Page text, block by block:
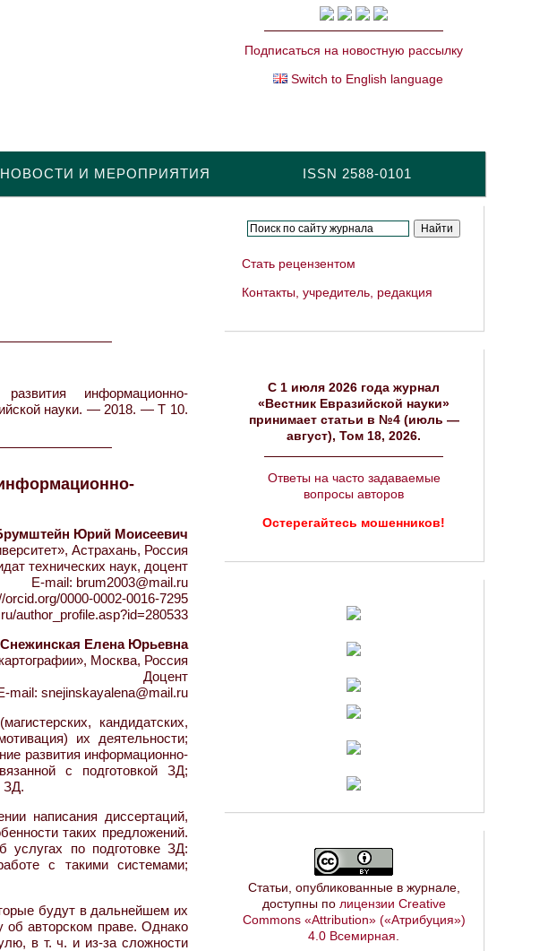
Подписаться на новостную рассылку
Switch to English language
ISSN 2588-0101
НОВОСТИ И МЕРОПРИЯТИЯ
информационно-
науки. — 2018. — Т 10.
Юрий Моисеевич
Астрахань, Россия
технических наук, доцент
E-mail: brum2003@mail.ru
0000-0002-0016-7295
author_profile.asp?id=280533
Снежинская Елена Юрьевна
Москва, Россия
Доцент
mail: snejinskayalena@mail.ru
кандидатских,
их деятельности;
развития информационно-
с подготовкой ЗД;
ЗД.
написания диссертаций,
таких предложений.
услугах по подготовке ЗД:
с такими системами;
будут в дальнейшем их
об авторском праве. Однако
в т. ч. и из-за сложности
Стать рецензентом
Контакты, учредитель, редакция
C 1 июля 2026 года журнал
«Вестник Евразийской науки»
принимает статьи в №4 (июль —
август), Том 18, 2026.
Ответы на часто задаваемые
вопросы авторов
Остерегайтесь мошенников!
Статьи, опубликованные в журнале,
доступны по лицензии Creative
Commons «Attribution» («Атрибуция»)
4.0 Всемирная